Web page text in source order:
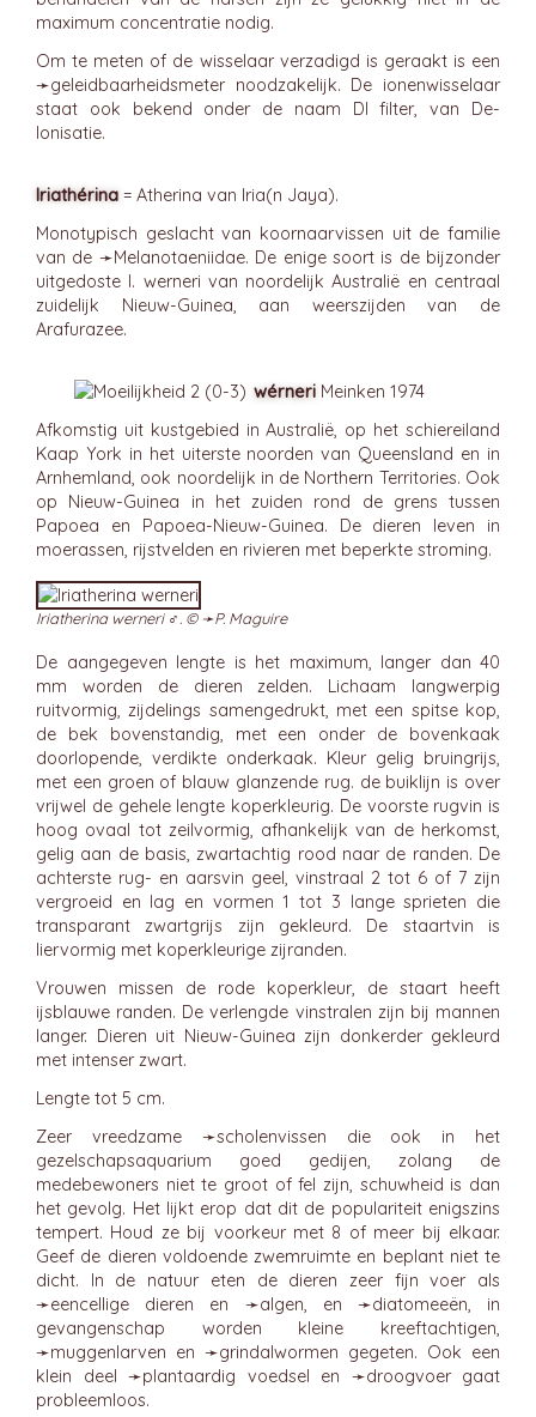
maximum concentratie nodig.
Om te meten of de wisselaar verzadigd is geraakt is een
➛geleidbaarheidsmeternoodzakelijk. De ionenwisselaar
staat ook bekend onder de naam DI filter, van De-
Ionisatie.
Iriathérina = Atherina van Iria(n Jaya).
Monotypisch geslacht van koornaarvissen uit de familie
van de ➛Melanotaeniidae. De enige soort is de bijzonder
uitgedoste I. werneri van noordelijk Australië en centraal
zuidelijk Nieuw-Guinea, aan weerszijden van de
Arafurazee.
wérneri Meinken 1974
Afkomstig uit kustgebied in Australië, op het schiereiland
Kaap York in het uiterste noorden van Queensland en in
Arnhemland, ook noordelijk in de Northern Territories. Ook
op Nieuw-Guinea in het zuiden rond de grens tussen
Papoea en Papoea-Nieuw-Guinea. De dieren leven in
moerassen, rijstvelden en rivieren met beperkte stroming.
Iriatherina werneri ♂. © ➛P. Maguire
De aangegeven lengte is het maximum, langer dan 40
mm worden de dieren zelden. Lichaam langwerpig
ruitvormig, zijdelings samengedrukt, met een spitse kop,
de bek bovenstandig, met een onder de bovenkaak
doorlopende, verdikte onderkaak. Kleur gelig bruingrijs,
met een groen of blauw glanzende rug. de buiklijn is over
vrijwel de gehele lengte koperkleurig. De voorste rugvin is
hoog ovaal tot zeilvormig, afhankelijk van de herkomst,
gelig aan de basis, zwartachtig rood naar de randen. De
achterste rug- en aarsvin geel, vinstraal 2 tot 6 of 7 zijn
vergroeid en lag en vormen 1 tot 3 lange sprieten die
transparant zwartgrijs zijn gekleurd. De staartvin is
liervormig met koperkleurige zijranden.
Vrouwen missen de rode koperkleur, de staart heeft
ijsblauwe randen. De verlengde vinstralen zijn bij mannen
langer. Dieren uit Nieuw-Guinea zijn donkerder gekleurd
met intenser zwart.
Lengte tot 5 cm.
Zeer vreedzame ➛scholenvissen die ook in het
gezelschapsaquarium goed gedijen, zolang de
medebewoners niet te groot of fel zijn, schuwheid is dan
het gevolg. Het lijkt erop dat dit de populariteit enigszins
tempert. Houd ze bij voorkeur met 8 of meer bij elkaar.
Geef de dieren voldoende zwemruimte en beplant niet te
dicht. In de natuur eten de dieren zeer fijn voer als
➛eencellige dieren en ➛algen, en ➛diatomeeën, in
gevangenschap worden kleine kreeftachtigen,
➛muggenlarven en ➛grindalwormen gegeten. Ook een
klein deel ➛plantaardig voedsel en ➛droogvoergaat
probleemloos.